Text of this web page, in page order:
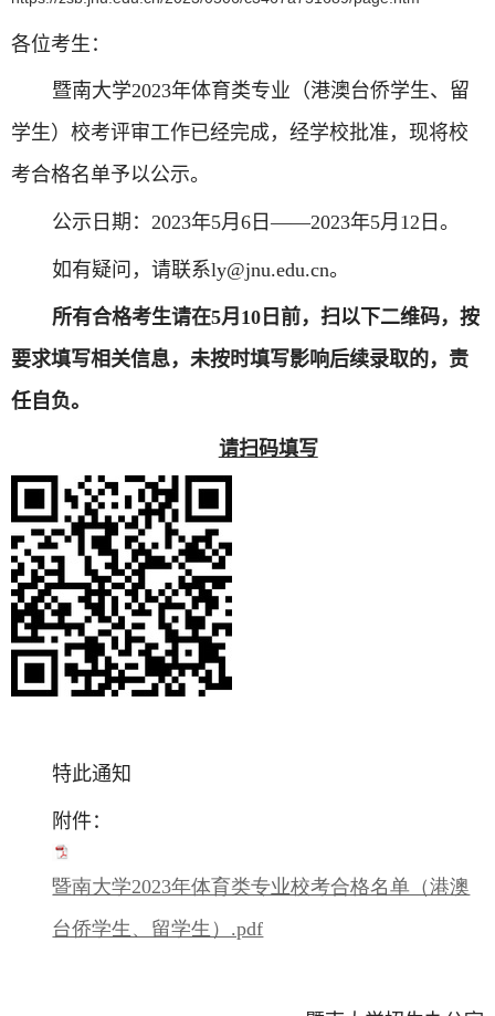
各位考生：
暨南大学2023年体育类专业（港澳台侨学生、留
学生）校考评审工作已经完成，经学校批准， 现将校
考合格名单予以公示。
公示日期：2023年5月6 日——2023年5月 12 日。
如有疑问，请联系ly@jnu.edu.cn。
所有合格考生请在5月 10 日前，扫以下二维码，按
要求填写相关信息，未按时填写影响后续录取的，责
任自负。
请扫码填写
特此通知
附件：
暨南大学2023年体育类专业校考合格名单（港澳
台侨学生、留学生）.pdf